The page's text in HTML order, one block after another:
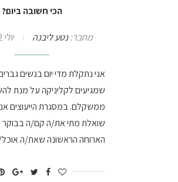
הכי חשובה ביום?
מחבר:נטע ליבנה יולי 12, 2010
אני נתקלת מדי יום בנשים
שמגיעים לקליניקה על מנת
ממשקלם. במסגרת הייעוצים
שואלת מתי את/ה קם/ה בבוקר
הארוחה הראשונה שאת/ה